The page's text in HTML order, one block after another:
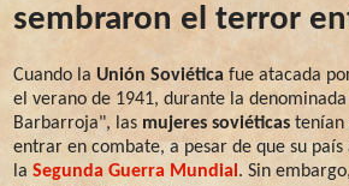
sembraron el terror
Cuando la Unión Soviética fue atacada
el verano de 1941, durante la
Barbarroja", las mujeres soviéticas tenían
entrar en combate, a pesar de que su
la Segunda Guerra Mundial . Sin